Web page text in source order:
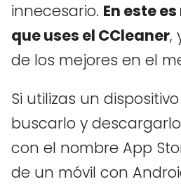
innecesario. En este
que uses el CCleaner,
de los mejores en el
Si utilizas un
buscarlo y
con el nombre App
de un móvil con